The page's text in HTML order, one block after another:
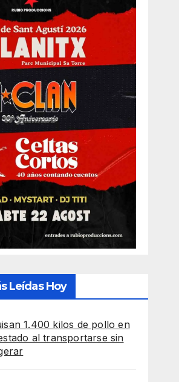
Leídas Hoy
1.400 kilos de pollo en
al transportarse sin